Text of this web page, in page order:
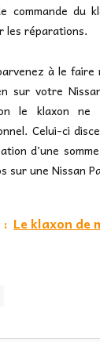
commande du
les réparations.
à le faire
sur votre
le klaxon ne
Celui-ci
d’une
sur une Nissan
Le klaxon de